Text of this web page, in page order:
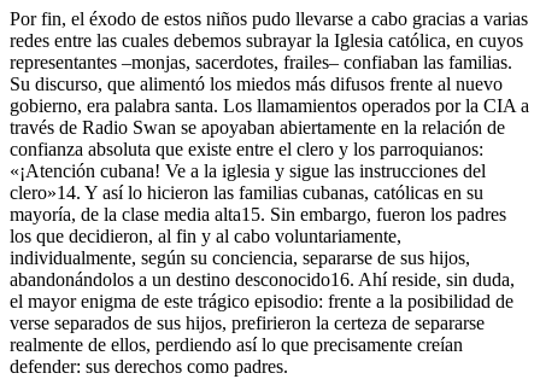
Por fin, el éxodo de estos niños pudo llevarse a cabo gracias a varias
redes entre las cuales debemos subrayar la Iglesia católica, en cuyos
representantes –monjas, sacerdotes, frailes– confiaban las familias.
Su discurso, que alimentó los miedos más difusos frente al nuevo
gobierno, era palabra santa. Los llamamientos operados por la CIA a
través de Radio Swan se apoyaban abiertamente en la relación de
confianza absoluta que existe entre el clero y los parroquianos:
«¡Atención cubana! Ve a la iglesia y sigue las instrucciones del
clero»14. Y así lo hicieron las familias cubanas, católicas en su
mayoría, de la clase media alta15. Sin embargo, fueron los padres
los que decidieron, al fin y al cabo voluntariamente,
individualmente, según su conciencia, separarse de sus hijos,
abandonándolos a un destino desconocido16. Ahí reside, sin duda,
el mayor enigma de este trágico episodio: frente a la posibilidad de
verse separados de sus hijos, prefirieron la certeza de separarse
realmente de ellos, perdiendo así lo que precisamente creían
defender: sus derechos como padres.